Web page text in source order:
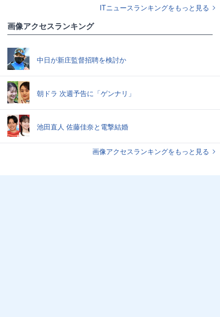
ITニュースランキングをもっと見る
画像アクセスランキング
中日が新庄監督招聘を検討か
朝ドラ 次週予告に「ゲンナリ」
池田直人 佐藤佳奈と電撃結婚
画像アクセスランキングをもっと見る